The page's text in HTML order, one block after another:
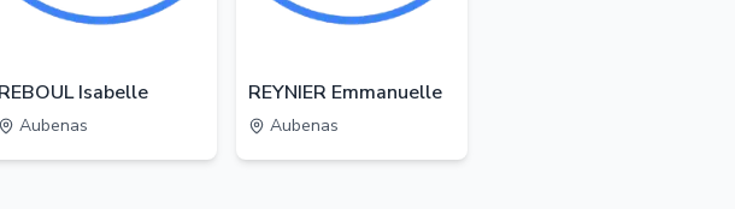
REBOUL Isabelle
Aubenas
REYNIER Emmanuelle
Aubenas